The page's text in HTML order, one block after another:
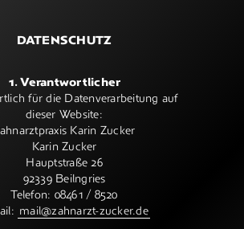
DATENSCHUTZ
1. Verantwortlicher
für die Datenverarbeitung auf
dieser Website:
Karin Zucker
Karin Zucker
Hauptstraße 26
92339 Beilngries
Telefon: 08461 / 8520
mail@zahnarzt-zucker.de